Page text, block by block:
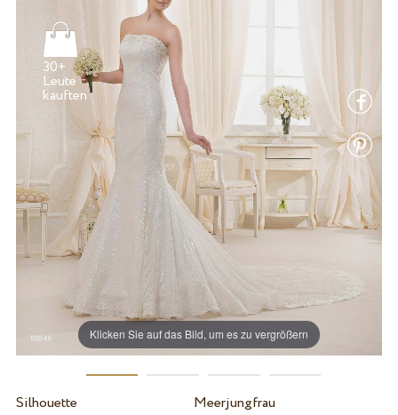
Klicken Sie auf das Bild, um es zu vergrößern
30+
Leute
Silhouette
Meerjungfrau